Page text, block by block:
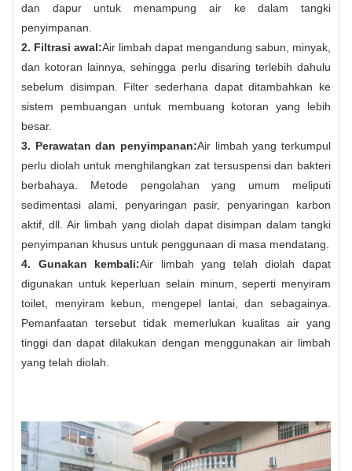
dan dapur untuk menampung air ke dalam tangki
penyimpanan.
2. Filtrasi awal:Air limbah dapat mengandung sabun, minyak,
dan kotoran lainnya, sehingga perlu disaring terlebih dahulu
sebelum disimpan. Filter sederhana dapat ditambahkan ke
sistem pembuangan untuk membuang kotoran yang lebih
besar.
3. Perawatan dan penyimpanan:Air limbah yang terkumpul
perlu diolah untuk menghilangkan zat tersuspensi dan bakteri
berbahaya. Metode pengolahan yang umum meliputi
sedimentasi alami, penyaringan pasir, penyaringan karbon
aktif, dll. Air limbah yang diolah dapat disimpan dalam tangki
penyimpanan khusus untuk penggunaan di masa mendatang.
4. Gunakan kembali:Air limbah yang telah diolah dapat
digunakan untuk keperluan selain minum, seperti menyiram
toilet, menyiram kebun, mengepel lantai, dan sebagainya.
Pemanfaatan tersebut tidak memerlukan kualitas air yang
tinggi dan dapat dilakukan dengan menggunakan air limbah
yang telah diolah.